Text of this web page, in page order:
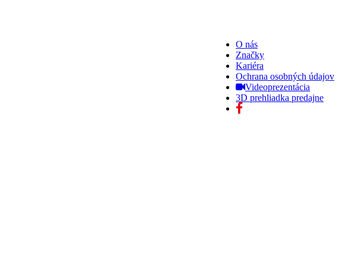
O nás
Značky
Kariéra
Ochrana osobných údajov
Videoprezentácia
3D prehliadka predajne